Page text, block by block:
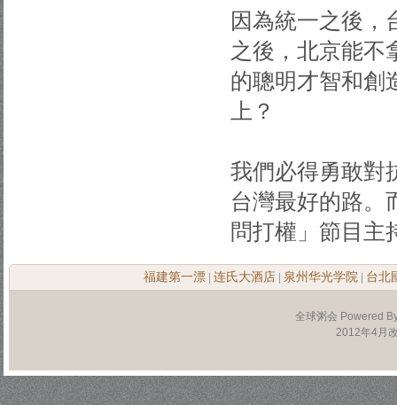
因為統一之後，
之後，北京能不
的聰明才智和創
上？
我們必得勇敢對
台灣最好的路。
問打權」節目主
福建第一漂 连氏大酒店 泉州华光学院 台北
全球粥会 Powered
2012年4月